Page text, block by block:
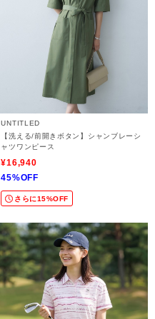
UNTITLED
【洗える/前開きボタン】シャンブレーシ
ャツワンピース
¥16,940
45%OFF
さらに15%OFF